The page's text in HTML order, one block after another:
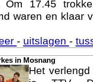
Om 17.45
waren en klaar
- uitslagen -
in Mosnang
Het